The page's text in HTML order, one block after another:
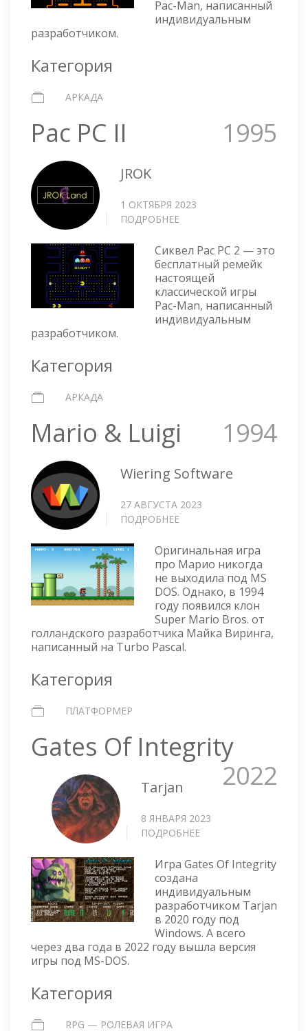
Pac-Man, написанный
индивидуальным
разработчиком.
Категория
АРКАДА
Pac PC II 1995
JROK
1 ОКТЯБРЯ 2023
ПОДРОБНЕЕ
PC
II
Сиквел Pac PC 2 — это
бесплатный ремейк
настоящей
классической игры
Pac-Man, написанный
индивидуальным
разработчиком.
Категория
АРКАДА
Mario & Luigi 1994
Wiering Software
27 АВГУСТА 2023
ПОДРОБНЕЕ
&
LUIGI
Оригинальная игра
про Марио никогда
не выходила под MS
DOS. Однако, в 1994
году появился клон
Super Mario Bros. от
голландского разработчика Майка Виринга,
написанный на Turbo Pascal.
Категория
ПЛАТФОРМЕР
Gates Of Integrity
2022
Tarjan
8 ЯНВАРЯ 2023
ПОДРОБНЕЕ
OF
Игра Gates Of Integrity
создана
индивидуальным
разработчиком Tarjan
в 2020 году под
Windows. А всего
через два года в 2022 году вышла версия
игры под MS-DOS.
Категория
RPG — РОЛЕВАЯ ИГРА